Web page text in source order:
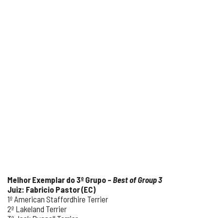
Melhor Exemplar do 3º Grupo – Best of Group 3
Juiz: Fabricio Pastor (EC)
1º American Staffordhire Terrier
2º Lakeland Terrier